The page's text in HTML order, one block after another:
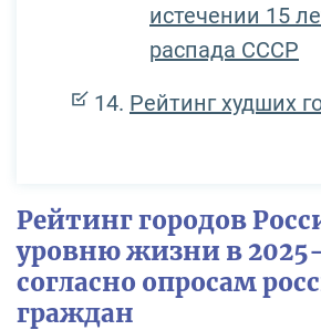
истечении 15
распада СССР
Рейтинг худших
Рейтинг городов
уровню жизни в
согласно опросам
граждан